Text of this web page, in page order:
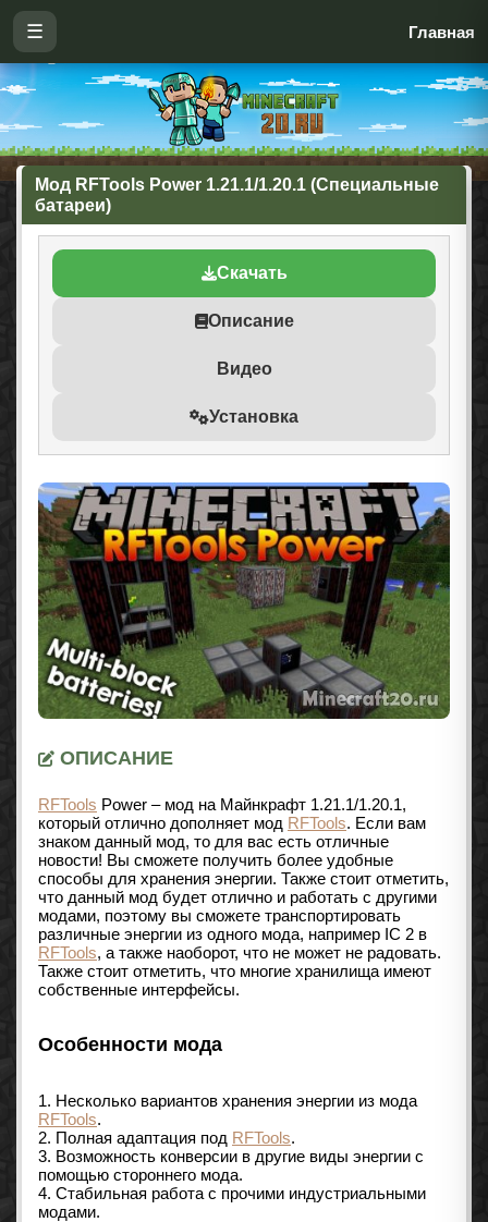
☰ Главная
Мод RFTools Power 1.21.1/1.20.1 (Специальные
батареи)
Скачать
Описание
Видео
Установка
ОПИСАНИЕ
RFTools Power – мод на Майнкрафт 1.21.1/1.20.1,
который отлично дополняет мод RFTools. Если вам
знаком данный мод, то для вас есть отличные
новости! Вы сможете получить более удобные
способы для хранения энергии. Также стоит отметить,
что данный мод будет отлично и работать с другими
модами, поэтому вы сможете транспортировать
различные энергии из одного мода, например IC 2 в
RFTools, а также наоборот, что не может не радовать.
Также стоит отметить, что многие хранилища имеют
собственные интерфейсы.
Особенности мода
1. Несколько вариантов хранения энергии из мода
RFTools.
2. Полная адаптация под RFTools.
3. Возможность конверсии в другие виды энергии с
помощью стороннего мода.
4. Стабильная работа с прочими индустриальными
модами.